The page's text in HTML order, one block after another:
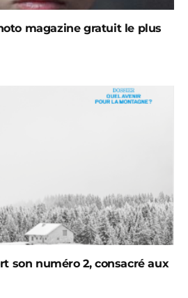
magazine gratuit le plus
son numéro 2, consacré aux